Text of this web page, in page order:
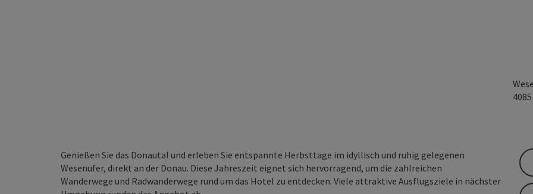
4085
Genießen Sie das Donautal und erleben Sie entspannte Herbsttage im idyllisch und ruhig gelegenen
Wesenufer, direkt an der Donau. Diese Jahreszeit eignet sich hervorragend, um die zahlreichen
Wanderwege und Radwanderwege rund um das Hotel zu entdecken. Viele attraktive Ausflugsziele in nächster